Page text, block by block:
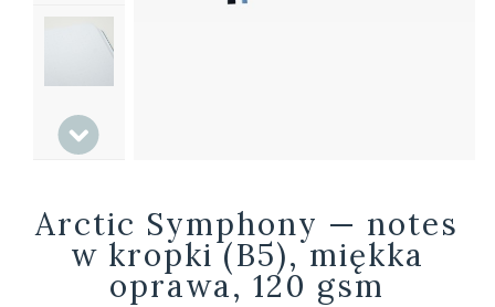
Arctic Symphony — notes
w kropki (B5), miękka
oprawa, 120 gsm